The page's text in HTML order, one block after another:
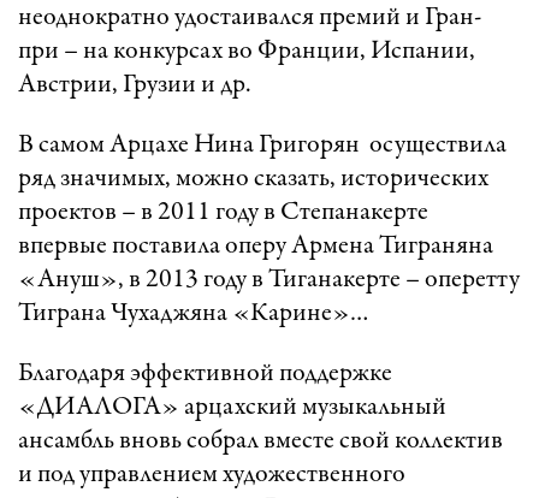
неоднократно удостаивался премий и Гран-
при – на конкурсах во Франции, Испании,
Австрии, Грузии и др.
В самом Арцахе Нина Григорян осуществила
ряд значимых, можно сказать, исторических
проектов – в 2011 году в Степанакерте
впервые поставила оперу Армена Тиграняна
«Ануш», в 2013 году в Тиганакерте – оперетту
Тиграна Чухаджяна «Карине»…
Благодаря эффективной поддержке
«ДИАЛОГА» арцахский музыкальный
ансамбль вновь собрал вместе свой коллектив
и под управлением художественного